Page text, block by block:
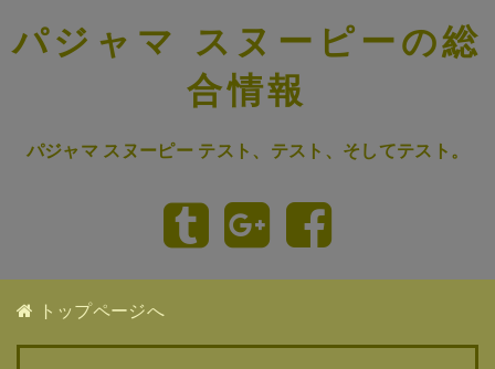
パジャマ スヌーピーの総
合情報
パジャマ スヌーピー テスト、テスト、そしてテスト。
トップページへ